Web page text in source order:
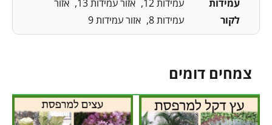
עמידות
לקור
עמידות 12 אזור עמידות 13
אזור
עמידות 8
אזור עמידות 9
צמחים דומים